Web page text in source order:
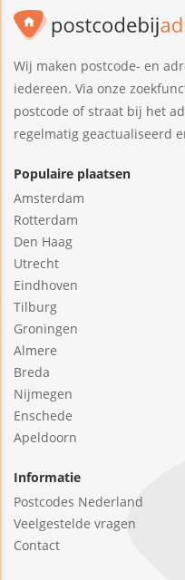
Wij maken postcode- en
iedereen. Via onze
postcode of straat bij het
regelmatig geactualiseerd
Populaire plaatsen
Amsterdam
Rotterdam
Den Haag
Utrecht
Eindhoven
Tilburg
Groningen
Almere
Breda
Nijmegen
Enschede
Apeldoorn
Informatie
Postcodes Nederland
Veelgestelde vragen
Contact